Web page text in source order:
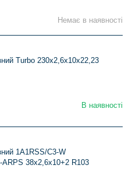
Немає в наявності
Turbo 230x2,6x10x22,23
В наявності
1A1RSS/C3-W
38x2,6x10+2 R103